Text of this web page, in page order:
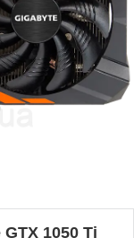
1050 Ti